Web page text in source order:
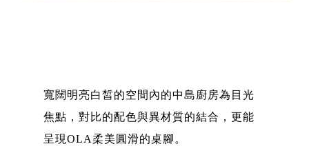
寬闊明亮白皙的空間內的中島廚房為目光
焦點，對比的配色與異材質的結合，更能
呈現OLA柔美圓滑的桌腳。